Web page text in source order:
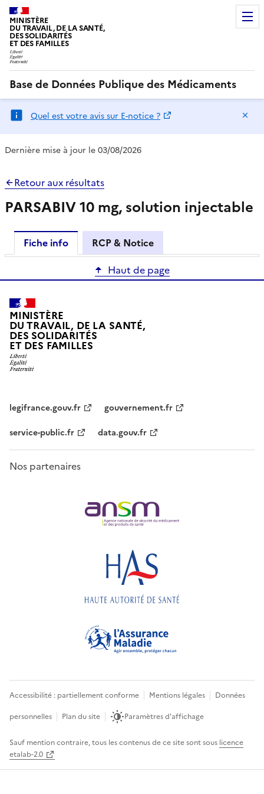
MINISTÈRE
DU TRAVAIL, DE LA SANTÉ,
DES SOLIDARITÉS
ET DES FAMILLES
Base de Données Publique des Médicaments
Quel est votre avis sur E-notice ?
Dernière mise à jour le 03/08/2026
Retour aux résultats
PARSABIV 10 mg, solution injectable
Fiche info
RCP & Notice
Haut de page
MINISTÈRE
DU TRAVAIL, DE LA SANTÉ,
DES SOLIDARITÉS
ET DES FAMILLES
legifrance.gouv.fr
gouvernement.fr
service-public.fr
data.gouv.fr
Nos partenaires
Accessibilité : partiellement conforme Mentions légales
Données
personnelles
Plan du site Paramètres d'affichage
Sauf mention contraire, tous les contenus de ce site sont sous licence
etalab-2.0